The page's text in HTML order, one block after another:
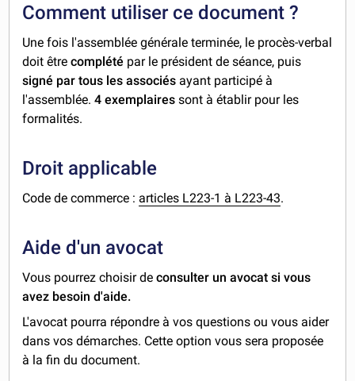
Comment utiliser ce document ?
Une fois l'assemblée générale terminée, le procès-verbal
doit être complété par le président de séance, puis
signé par tous les associés ayant participé à
l'assemblée.4 exemplaires sont à établir pour les
formalités.
Droit applicable
Code de commerce : articles L223-1 à L223-43.
Aide d'un avocat
Vous pourrez choisir deconsulter un avocat si vous
avez besoin d'aide.
L'avocat pourra répondre à vos questions ou vous aider
dans vos démarches. Cette option vous sera proposée
à la fin du document.